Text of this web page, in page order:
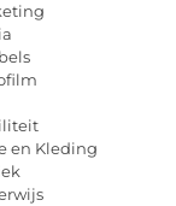
en Kleding